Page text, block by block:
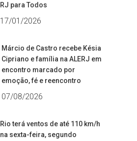
RJ para Todos
17/01/2026
Márcio de Castro recebe Késia
Cipriano e família na ALERJ em
encontro marcado por
emoção, fé e reencontro
07/08/2026
Rio terá ventos de até 110 km/h
na sexta-feira, segundo